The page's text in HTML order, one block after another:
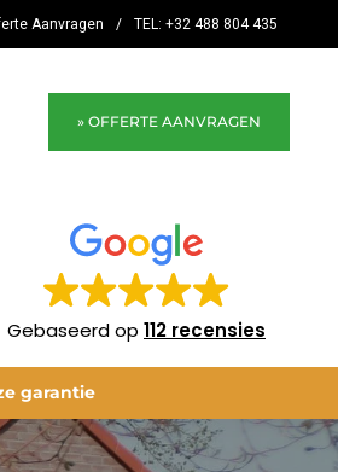
TEL: +32 488 804 435
/
Aanvragen
» OFFERTE AANVRAGEN
Gebaseerd op 112 recensies
garantie